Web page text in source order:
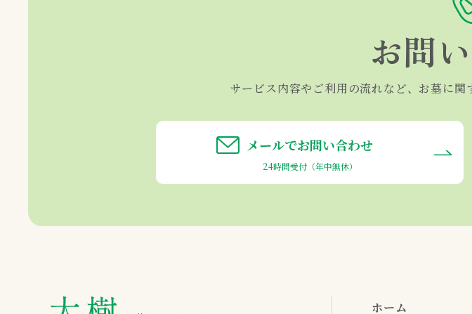
お問
サービス内容やご利用の流れなど、お墓に関
メールでお問い合わせ
24時間受付（年中無休）
ホーム